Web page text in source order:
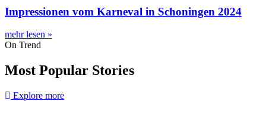
Impressionen vom Karneval in Schoningen 2024
mehr lesen »
On Trend
Most Popular Stories
Explore more